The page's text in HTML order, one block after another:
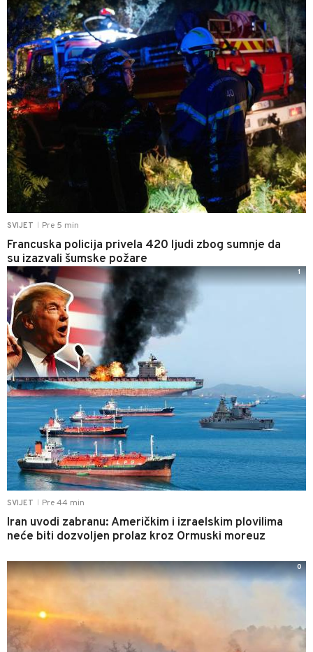
SVIJET Pre 5 min
Francuska policija privela 420 ljudi zbog sumnje da
su izazvali šumske požare
SVIJET Pre 44 min
Iran uvodi zabranu: Američkim i izraelskim plovilima
neće biti dozvoljen prolaz kroz Ormuski moreuz
1
0